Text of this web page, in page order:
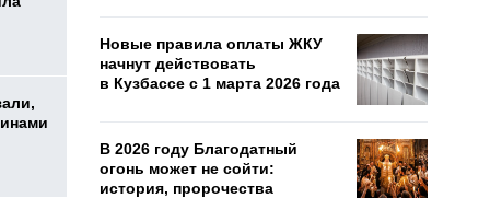
Новые правила оплаты ЖКУ
начнут действовать
в Кузбассе с 1 марта 2026 года
В 2026 году Благодатный
огонь может не сойти:
история, пророчества